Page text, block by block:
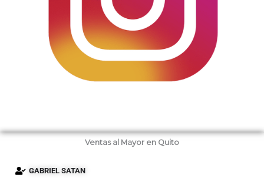
Ventas al Mayor en Quito
GABRIEL SATAN